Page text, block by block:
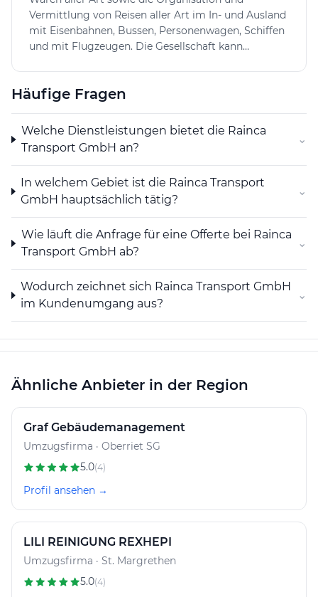
empfohlen wird, um Missverständnisse bei
Zusatzkosten oder Preisnachlässen zu vermeiden.
Insgesamt zeigt sich Rainca Transport GmbH als ein
Vermittlung von Reisen aller Art im In- und Ausland
mit Eisenbahnen, Bussen, Personenwagen, Schiffen
und mit Flugzeugen. Die Gesellschaft kann
Unternehmen im In- und Ausland beteiligen,
erwerben oder errichten in denen Synergien mit
dem Hauptzweck zu erzielen sind, Liegenschaften
erwerben, halten und veräussern.
Häufige Fragen
Welche Dienstleistungen bietet die Rainca
Transport GmbH an?
⌄
In welchem Gebiet ist die Rainca Transport
GmbH hauptsächlich tätig?
⌄
Wie läuft die Anfrage für eine Offerte bei Rainca
Transport GmbH ab?
⌄
Wodurch zeichnet sich Rainca Transport GmbH
im Kundenumgang aus?
⌄
Ähnliche Anbieter in der Region
Graf Gebäudemanagement
Umzugsfirma · Oberriet SG
5.0(4)
Profil ansehen →
LILI REINIGUNG REXHEPI
Umzugsfirma · St. Margrethen
5.0(4)